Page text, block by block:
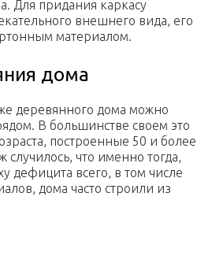
Для придания каркасу
внешнего вида, его
материалом.
дома
деревянного дома можно
В большинстве своем это
построенные 50 и более
случилось, что именно тогда,
дефицита всего, в том числе
дома часто строили из